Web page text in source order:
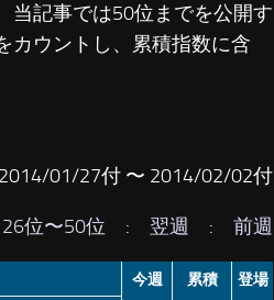
当記事では50位までを公開す
カウントし、累積指数に含
01/27付 〜 2014/02/02付
26位〜50位 : 翌週 : 前週
今週
累積
登場